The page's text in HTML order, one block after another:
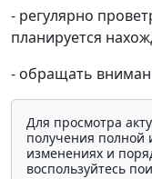
- регулярно
планируется
- обращать
Для просмотра
получения полной
изменениях и
воспользуйтесь